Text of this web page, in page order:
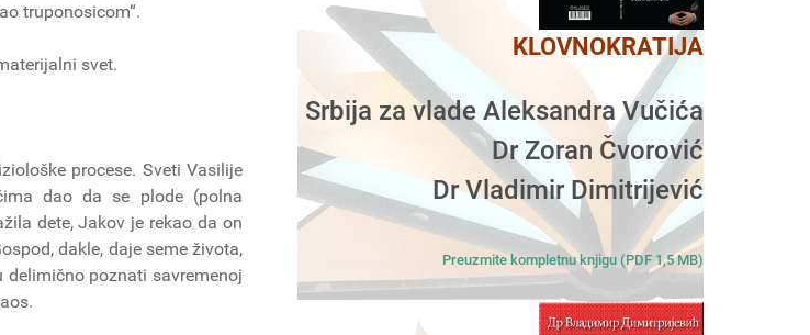
truponosicom“.
svet.
procese. Sveti Vasilije
dao da se plode (polna
dete, Jakov je rekao da on
dakle, daje seme života,
poznati savremenoj
KLOVNOKRATIJA
Srbija za vlade Aleksandra Vučića
Dr Zoran Čvorović
Dr Vladimir Dimitrijević
Preuzmite kompletnu knjigu (PDF 1,5 MB)